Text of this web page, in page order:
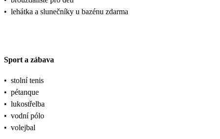
• lehátka a slunečníky u bazénu zdarma
Sport a zábava
• stolní tenis
• pétanque
• lukostřelba
• vodní pólo
• volejbal